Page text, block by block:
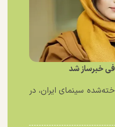
خبرساز شد
سینمای ایران، در